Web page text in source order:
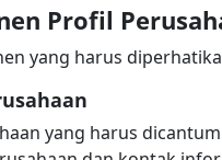
Profil
yang harus
yang harus